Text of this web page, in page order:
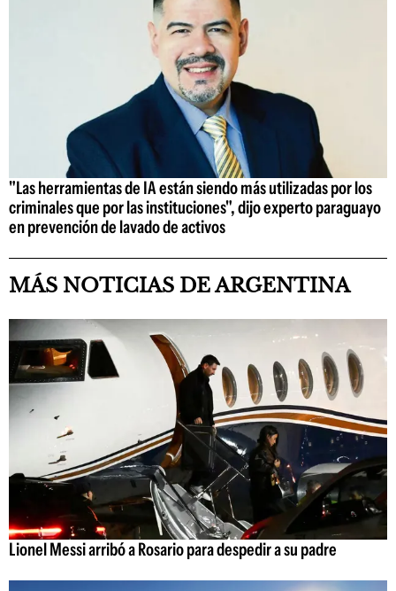
"Las herramientas de IA están siendo más utilizadas por los
criminales que por las instituciones", dijo experto paraguayo
en prevención de lavado de activos
MÁS NOTICIAS DE ARGENTINA
Lionel Messi arribó a Rosario para despedir a su padre